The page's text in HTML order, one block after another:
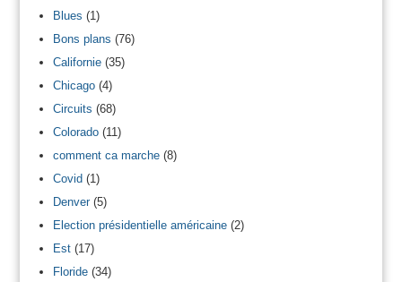
Blues (1)
Bons plans (76)
Californie(35)
Chicago(4)
Circuits (68)
Colorado(11)
comment ca marche(8)
Covid(1)
Denver(5)
Election présidentielle américaine(2)
Est(17)
Floride(34)